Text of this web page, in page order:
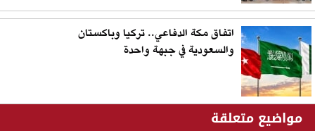
اتفاق مكة الدفاعي.. تركيا وباكستان
والسعودية في جبهة واحدة
مواضيع متعلقة